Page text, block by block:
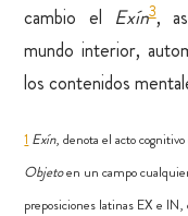
cambio el Exín3,
mundo interior,
los contenidos
1 Exín, denota el acto
Objetoen un campo
preposiciones latinas EX e